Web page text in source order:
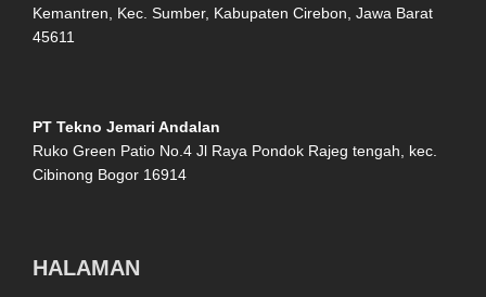
Kemantren, Kec. Sumber, Kabupaten Cirebon, Jawa Barat
45611
PT Tekno Jemari Andalan
Ruko Green Patio No.4 Jl Raya Pondok Rajeg tengah, kec.
Cibinong Bogor 16914
HALAMAN